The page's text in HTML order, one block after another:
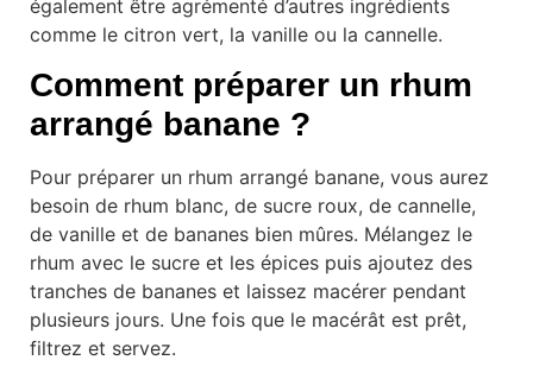
également être agrémenté d’autres ingrédients
comme le citron vert, la vanille ou la cannelle.
Comment préparer un rhum
arrangé banane ?
Pour préparer un rhum arrangé banane, vous aurez
besoin de rhum blanc, de sucre roux, de cannelle,
de vanille et de bananes bien mûres. Mélangez le
rhum avec le sucre et les épices puis ajoutez des
tranches de bananes et laissez macérer pendant
plusieurs jours. Une fois que le macérât est prêt,
filtrez et servez.